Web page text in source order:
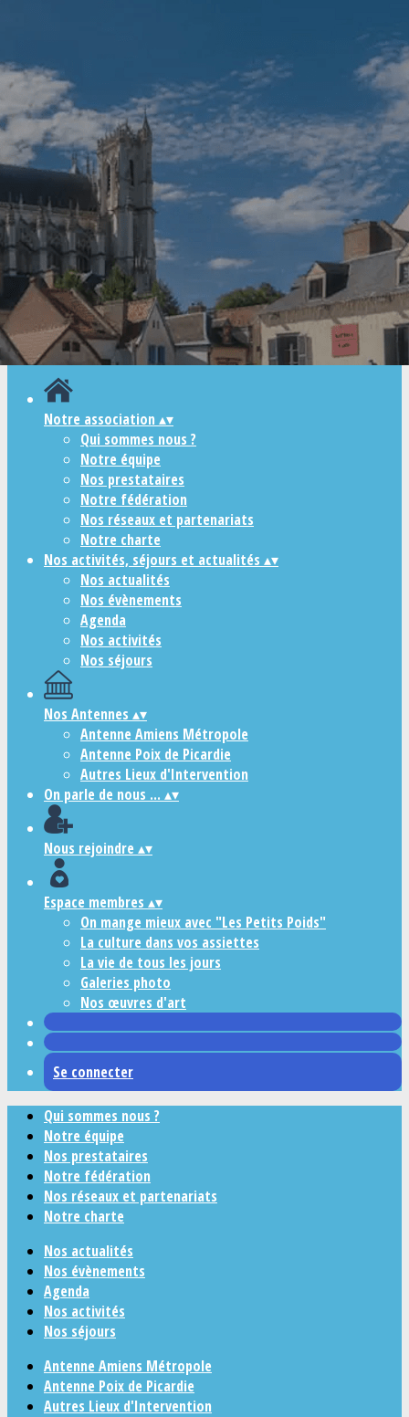
Exporter uniquement les colonnes affichées
Menu
<
>
Nos actualités
Nos évènements
Agenda
Nos activités
Nos séjours
Ajoutez un logo, un bouton, des réseaux sociaux
Cliquez pour éditer
Notre association ▴▾
Qui sommes nous ?
Notre équipe
Nos prestataires
Notre fédération
Nos réseaux et partenariats
Notre charte
Nos activités, séjours et actualités ▴▾
Nos actualités
Nos évènements
Agenda
Nos activités
Nos séjours
Nos Antennes ▴▾
Antenne Amiens Métropole
Antenne Poix de Picardie
Autres Lieux d'Intervention
On parle de nous ... ▴▾
Nous rejoindre ▴▾
Espace membres ▴▾
On mange mieux avec "Les Petits Poids"
La culture dans vos assiettes
La vie de tous les jours
Galeries photo
Nos œuvres d'art
Se connecter
Qui sommes nous ?
Notre équipe
Nos prestataires
Notre fédération
Nos réseaux et partenariats
Notre charte
Nos actualités
Nos évènements
Agenda
Nos activités
Nos séjours
Antenne Amiens Métropole
Antenne Poix de Picardie
Autres Lieux d'Intervention